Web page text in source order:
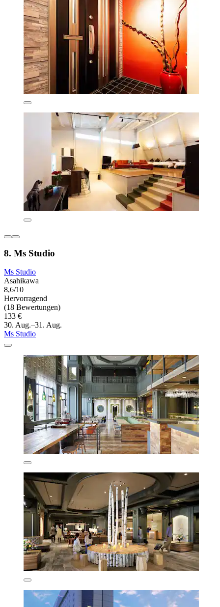
8. Ms Studio
Ms Studio
Asahikawa
8,6/10
Hervorragend
(18 Bewertungen)
133 €
30. Aug.–31. Aug.
Ms Studio